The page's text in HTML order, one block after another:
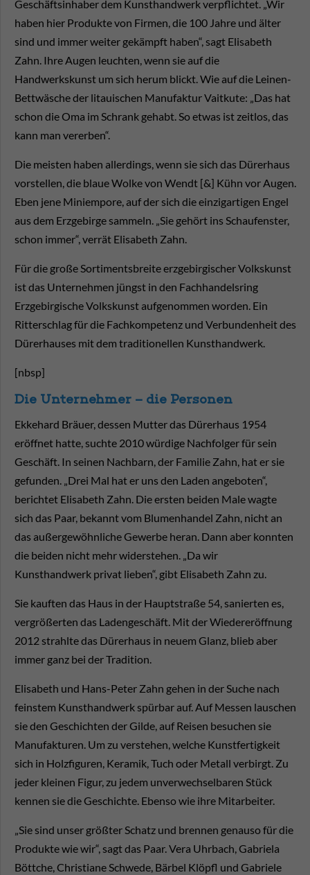
Geschäftsinhaber dem Kunsthandwerk verpflichtet. „Wir
haben hier Produkte von Firmen, die 100 Jahre und älter
sind und immer weiter gekämpft haben“, sagt Elisabeth
Zahn. Ihre Augen leuchten, wenn sie auf die
Handwerkskunst um sich herum blickt. Wie auf die Leinen-
Bettwäsche der litauischen Manufaktur Vaitkute: „Das hat
schon die Oma im Schrank gehabt. So etwas ist zeitlos, das
kann man vererben“.
Die meisten haben allerdings, wenn sie sich das Dürerhaus
vorstellen, die blaue Wolke von Wendt [&] Kühn vor Augen.
Eben jene Miniempore, auf der sich die einzigartigen Engel
aus dem Erzgebirge sammeln. „Sie gehört ins Schaufenster,
schon immer“, verrät Elisabeth Zahn.
Für die große Sortimentsbreite erzgebirgischer Volkskunst
ist das Unternehmen jüngst in den Fachhandelsring
Erzgebirgische Volkskunst aufgenommen worden. Ein
Ritterschlag für die Fachkompetenz und Verbundenheit des
Dürerhauses mit dem traditionellen Kunsthandwerk.
[nbsp]
Die Unternehmer – die Personen
Ekkehard Bräuer, dessen Mutter das Dürerhaus 1954
eröffnet hatte, suchte 2010 würdige Nachfolger für sein
Geschäft. In seinen Nachbarn, der Familie Zahn, hat er sie
gefunden. „Drei Mal hat er uns den Laden angeboten“,
berichtet Elisabeth Zahn. Die ersten beiden Male wagte
sich das Paar, bekannt vom Blumenhandel Zahn, nicht an
das außergewöhnliche Gewerbe heran. Dann aber konnten
die beiden nicht mehr widerstehen. „Da wir
Kunsthandwerk privat lieben“, gibt Elisabeth Zahn zu.
Sie kauften das Haus in der Hauptstraße 54, sanierten es,
vergrößerten das Ladengeschäft. Mit der Wiedereröffnung
2012 strahlte das Dürerhaus in neuem Glanz, blieb aber
immer ganz bei der Tradition.
Elisabeth und Hans-Peter Zahn gehen in der Suche nach
feinstem Kunsthandwerk spürbar auf. Auf Messen lauschen
sie den Geschichten der Gilde, auf Reisen besuchen sie
Manufakturen. Um zu verstehen, welche Kunstfertigkeit
sich in Holzfiguren, Keramik, Tuch oder Metall verbirgt. Zu
jeder kleinen Figur, zu jedem unverwechselbaren Stück
kennen sie die Geschichte. Ebenso wie ihre Mitarbeiter.
„Sie sind unser größter Schatz und brennen genauso für die
Produkte wie wir“, sagt das Paar. Vera Uhrbach, Gabriela
Böttche, Christiane Schwede, Bärbel Klöpfl und Gabriele